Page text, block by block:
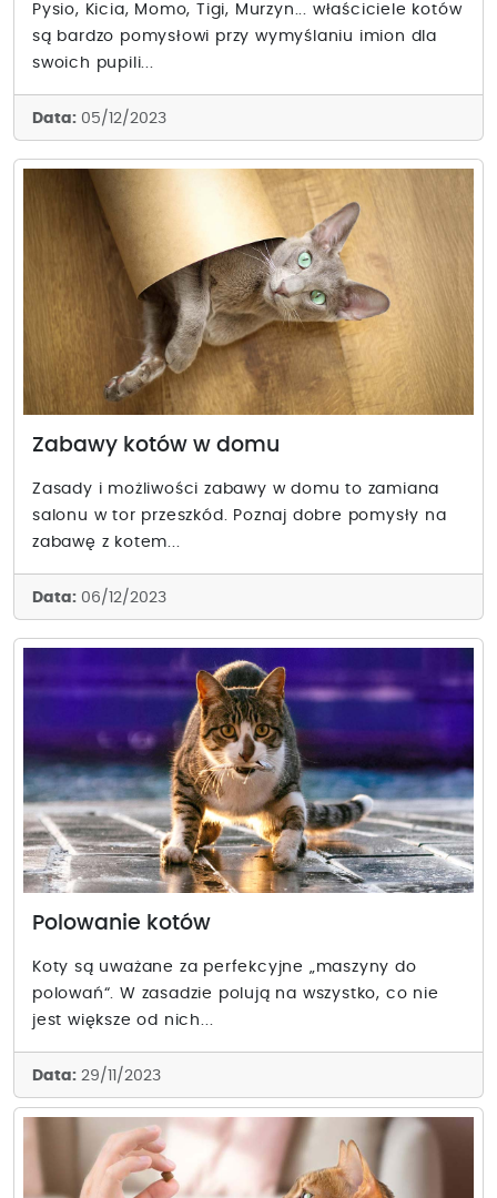
Pysio, Kicia, Momo, Tigi, Murzyn... właściciele kotów
są bardzo pomysłowi przy wymyślaniu imion dla
swoich pupili...
Data: 05/12/2023
Zabawy kotów w domu
Zasady i możliwości zabawy w domu to zamiana
salonu w tor przeszkód. Poznaj dobre pomysły na
zabawę z kotem...
Data: 06/12/2023
Polowanie kotów
Koty są uważane za perfekcyjne „maszyny do
polowań“. W zasadzie polują na wszystko, co nie
jest większe od nich...
Data: 29/11/2023